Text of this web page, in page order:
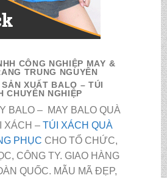
CÔNG NGHIỆP MAY &
TRUNG NGUYÊN
XUẤT BALO – TÚI
CHUYÊN NGHIỆP
BALO – MAY BALO QUÀ
XÁCH – TÚI XÁCH QUÀ
PHỤC CHO TỔ CHỨC,
CÔNG TY. GIAO HÀNG
QUỐC. MẪU MÃ ĐẸP,